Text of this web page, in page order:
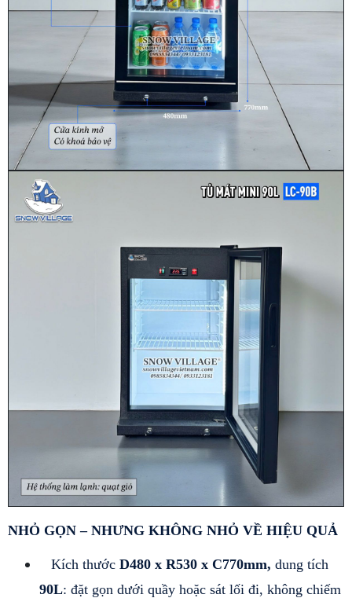
NHỎ GỌN – NHƯNG KHÔNG NHỎ VỀ HIỆU QUẢ
Kích thước D480 x R530 x C770mm, dung tích
90L: đặt gọn dưới quầy hoặc sát lối đi, không chiếm